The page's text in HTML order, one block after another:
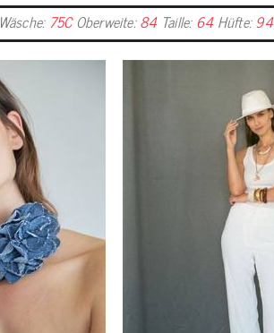
Wäsche: 75C Oberweite:84 Taille: 64 Hüfte:94